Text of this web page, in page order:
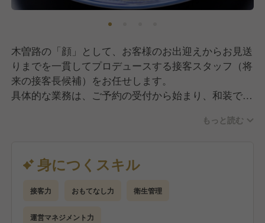
木曽路の「顔」として、お客様のお出迎えからお見送
りまでを一貫してプロデュースする接客スタッフ（将
来の接客長候補）をお任せします。
具体的な業務は、ご予約の受付から始まり、和装での
ゃぶ」をお席で仕上げる調理提供まで多岐にわたりま
ルギー情報を把握し、会話を通じてパーソナルなおも
てなしを提供することが大きな役割です。
将来的には、現場の品質を保つリーダーとして、後輩
スタッフの育成や店長・料理長と連携した店舗運営の
サポートも担っていただきます。充実した研修制度が
もっと読む
身につくスキル
接客力 おもてなし力 衛生管理
運営マネジメント力